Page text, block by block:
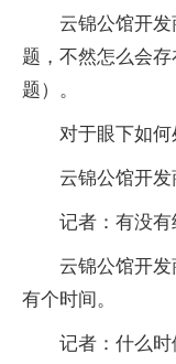
云锦公馆开
题，不然怎么会
题）。
对于眼下如
云锦公馆开发
记者：有没有
云锦公馆开
有个时间。
记者：什么时